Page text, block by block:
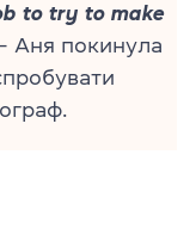
to try to make
Аня покинула